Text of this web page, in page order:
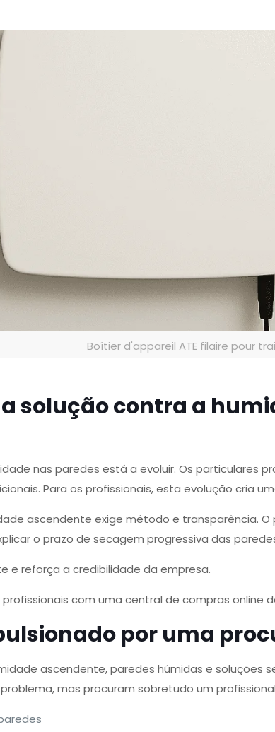
Boîtier d'appareil ATE filaire pour
solução contra a
nas paredes está a evoluir. Os particulares
Para os profissionais, esta evolução cria
ascendente exige método e transparência.
o prazo de secagem progressiva das
e reforça a credibilidade da empresa.
com uma central de compras online
por uma
ascendente, paredes húmidas e soluções
mas procuram sobretudo um